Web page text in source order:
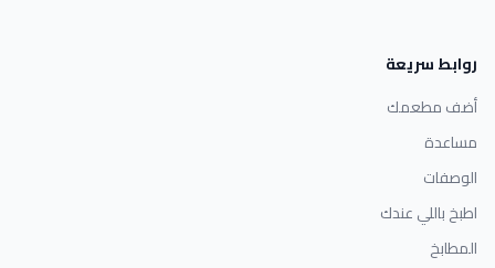
روابط سريعة
أضف مطعمك
مساعدة
الوصفات
اطبخ باللي عندك
المطابخ